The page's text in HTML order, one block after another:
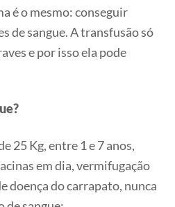
é o mesmo: conseguir
de sangue. A transfusão só
e por isso ela pode
25 Kg, entre 1 e 7 anos,
em dia, vermifugação
doença do carrapato, nunca